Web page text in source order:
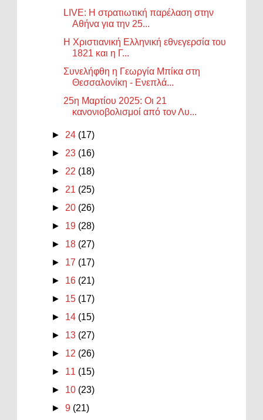
LIVE: Η στρατιωτική παρέλαση στην
Αθήνα για την 25...
Η Χριστιανική Ελληνική εθνεγερσία του
1821 και η Γ...
Συνελήφθη η Γεωργία Μπίκα στη
Θεσσαλονίκη - Ενεπλά...
25η Μαρτίου 2025: Οι 21
κανονιοβολισμοί από τον Λυ...
► 24 (17)
► 23 (16)
► 22 (18)
► 21 (25)
► 20 (26)
► 19 (28)
► 18 (27)
► 17 (17)
► 16 (21)
► 15 (17)
► 14 (15)
► 13 (27)
► 12 (26)
► 11 (15)
► 10 (23)
►9 (21)